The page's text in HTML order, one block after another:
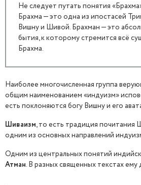
Не следует путать понятия
Брахма — это одна из ипостасей
Вишну и Шивой. Брахман — это
бытия, к которому стремится всё
Брахма.
Наиболее многочисленная группа
общим наименованием «индуизм»
есть поклоняются богу Вишну и его
Шиваизм, то есть традиция почитания
одним из основных направлений
Одним из центральных понятий
Атман. В разных священных текстах